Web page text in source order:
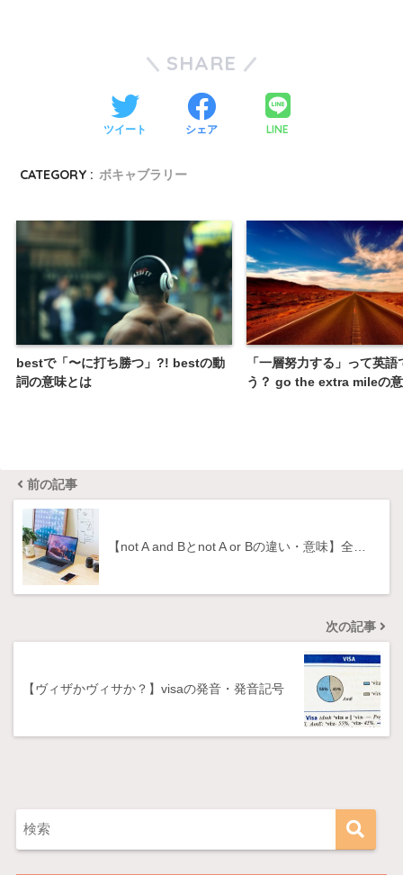
SHARE
ツイート シェア LINE
CATEGORY : ボキャブラリー
bestで「〜に打ち勝つ」?! bestの動
詞の意味とは
「一層努力する」って英語
う？ go the extra mileの
前の記事
【not A and Bとnot A or Bの違い・意味】全…
次の記事
【ヴィザかヴィサか？】visaの発音・発音記号